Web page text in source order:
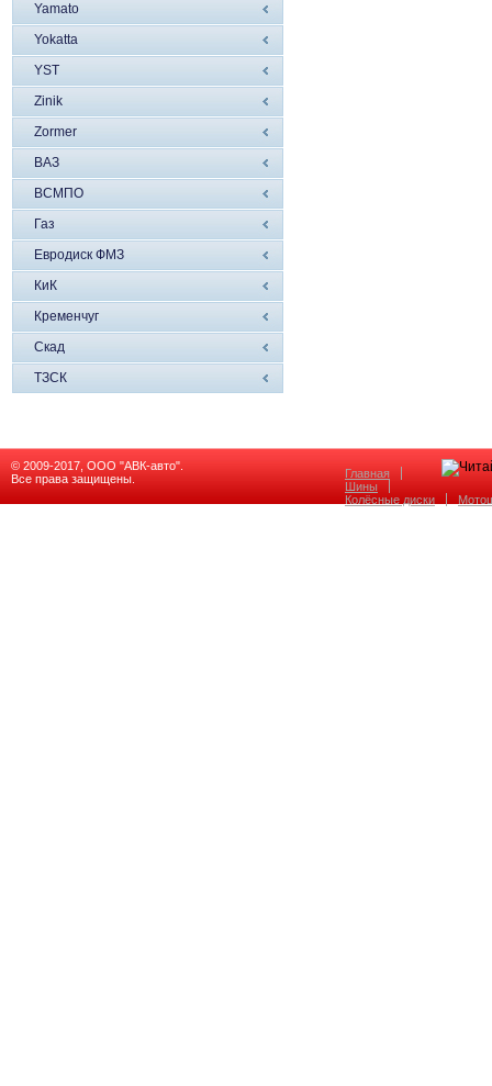
Yamato
Yokatta
YST
Zinik
Zormer
ВАЗ
ВСМПО
Газ
Евродиск ФМЗ
КиК
Кременчуг
Скад
ТЗСК
© 2009-2017, ООО "АВК-авто".
Все права защищены.
Главная
Шины
Колёсные диски